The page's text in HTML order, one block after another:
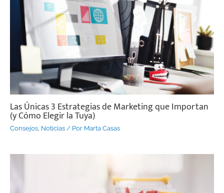
Las Únicas 3 Estrategias de Marketing que Importan
(y Cómo Elegir la Tuya)
Consejos, Noticias / Por Marta Casas